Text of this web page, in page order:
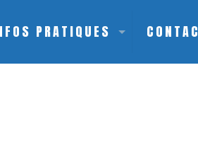
PRATIQUES